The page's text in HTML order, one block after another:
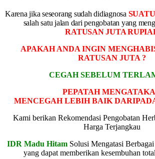
Karena jika seseorang sudah didiagnosa
salah satu jalan dari pengobatan yang
RATUSAN JUTA
APAKAH ANDA INGIN
RATUSAN JUTA ?
CEGAH SEBELUM
PEPATAH
MENCEGAH LEBIH BAIK
Kami berikan Rekomendasi Pengobatan
Harga Terjangkau
IDR Madu HitamSolusi Mengatasi Berbagai
yang dapat memberikan kesembuhan